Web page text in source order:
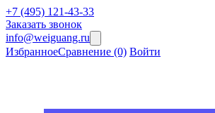
+7 (495) 121-43-33
Заказать звонок
info@weiguang.ru
ИзбранноеСравнение (0) Войти